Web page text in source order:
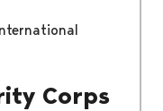
Corps